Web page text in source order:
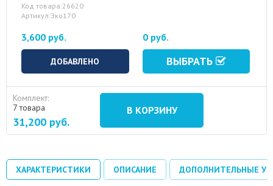
Код товара:26620
Артикул:Эко170
3,600 руб.
ДОБАВЛЕНО
0 руб.
ВЫБРАТЬ
Комплект:
7 товара
31,200 руб.
В КОРЗИНУ
ХАРАКТЕРИСТИКИ ОПИСАНИЕ ДОПОЛНИТЕЛЬНЫЕ